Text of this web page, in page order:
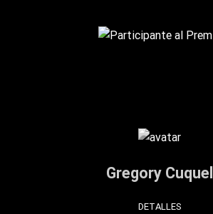
Gregory Cuquel
DETALLES